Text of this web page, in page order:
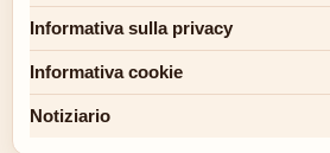
Informativa sulla privacy
Informativa cookie
Notiziario